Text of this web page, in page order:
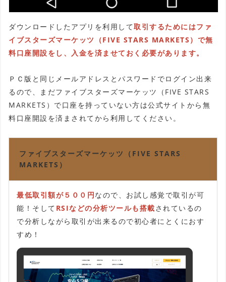
ダウンロードしたアプリを利用して取引するためにはファ
イブスターズマーケッツ（FIVE STARS MARKETS）で無
料口座開設をし、入金を済ませておく必要があります。
ＰＣ版と同じメールアドレスとパスワードでログイン出来
るので、まだファイブスターズマーケッツ（FIVE STARS
MARKETS）で口座を持っていない方は公式サイトから無
料口座開設を済まされてから利用してください。
ファイブスターズマーケッツ（FIVE STARS
MARKETS）
最低取引額が５００円なので、お試し感覚で取引が可
能！そして RSIなどの分析ツールも搭載されているの
で分析しながら取引が出来るので初心者にとくにおす
すめ！